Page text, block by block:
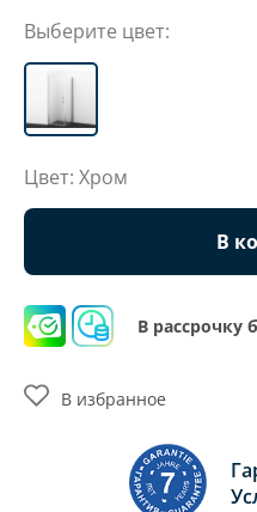
Выберите цвет:
Цвет: Хром
В
В рассрочку
В избранное